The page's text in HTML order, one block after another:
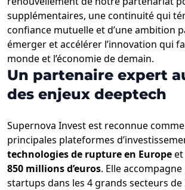
supplémentaires, une continuité qui
confiance mutuelle et d’une ambition
émerger et accélérer l’innovation qui
monde et l’économie de demain.
Un partenaire expert
des enjeux deeptech
Supernova Invest est reconnue comme
principales plateformes
technologies de rupture en Europeet
850 millions d’euros. Elle
startups dans les 4 grands secteurs de